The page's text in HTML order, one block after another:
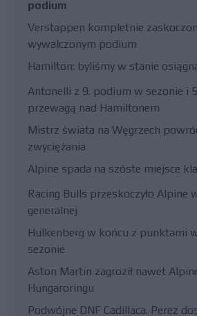
podium
Verstappen kompletnie
wywalczonym podium
Hamilton: byliśmy w stanie
Antonelli z 9. podium w sezonie i
przewagą nad Hamiltonem
Mistrz świata na Węgrzech
zwyciężania
Alpine spada na szóste miejsce
Racing Bulls przeskoczyło Alpine
generalnej
Hulkenberg w końcu z punktami
sezonie
Aston Martin zagroził nawet
Hungaroringu
Podwójne DNF Cadillaca. Perez